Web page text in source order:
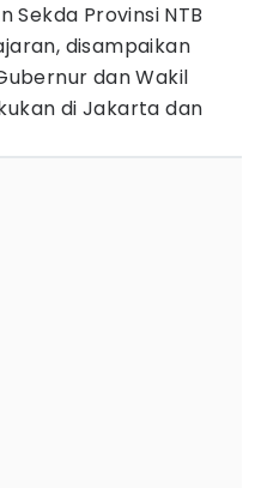
Provinsi NTB
disampaikan
dan Wakil
di Jakarta dan